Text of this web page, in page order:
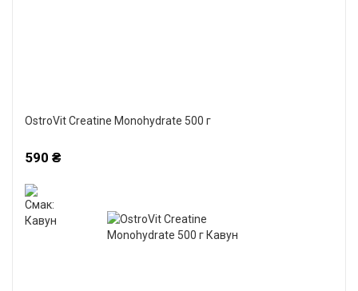
OstroVit Creatine Monohydrate 500 г
590 ₴